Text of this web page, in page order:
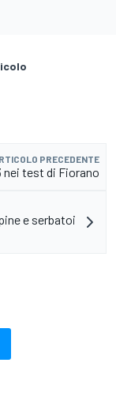
PRECEDENTE
nei test di Fiorano
e serbatoi